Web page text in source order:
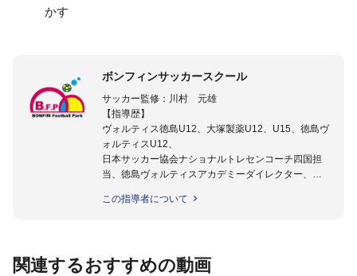
かす
ボンフィンサッカースクール
サッカー監修：川村 元雄
【指導歴】
ヴォルティス徳島U12、大塚製薬U12、U15、徳島ヴ
ォルティスU12、
日本サッカー協会ナショナルトレセンコーチ四国担
当、徳島ヴォルティスアカデミーダイレクター、
日本サッカー協会公認B級養成講習会インストラクタ
協会公認キッズリーダーチーフインストラクター
この指導者について
関連するおすすめの動画